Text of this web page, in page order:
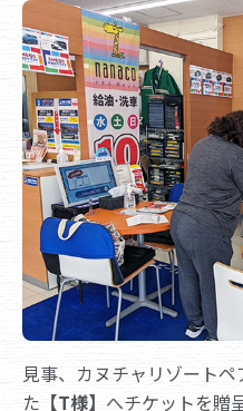
見事、カヌチャリゾート
た 【T様】 へチケットを贈